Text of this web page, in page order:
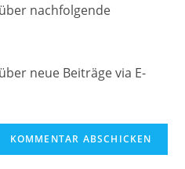
nachfolgende
neue Beiträge via E-